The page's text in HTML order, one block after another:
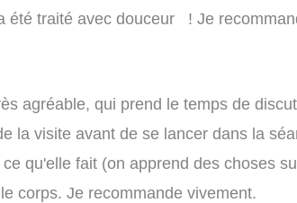
été traité avec douceur ! Je
agréable, qui prend le temps de
la visite avant de se lancer dans la
ce qu'elle fait (on apprend des choses
corps. Je recommande vivement.